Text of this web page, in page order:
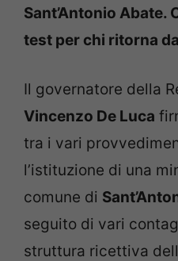
Sant’Antonio Abate.
test per chi ritorna
Il governatore della
Vincenzo De Luca
tra i vari
l’istituzione di una
comune di
seguito di vari
struttura ricettiva